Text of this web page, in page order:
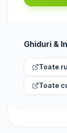
Ghiduri &
Toate
Toate